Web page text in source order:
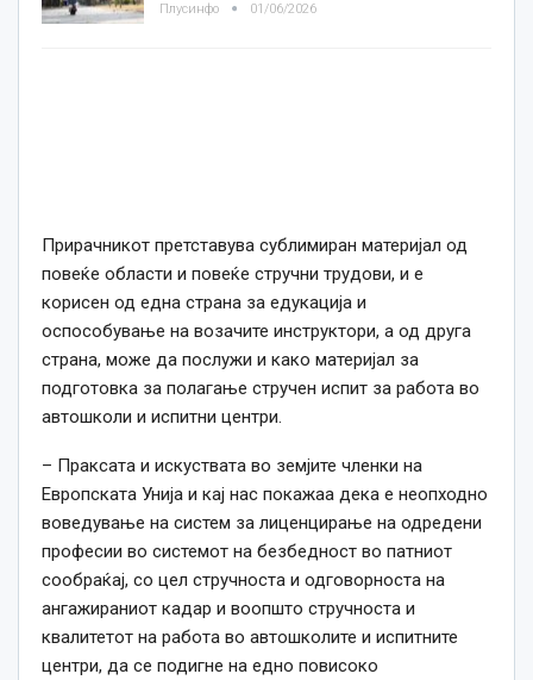
Плусинфо 01/06/2026
Прирачникот претставува сублимиран материјал од
повеќе области и повеќе стручни трудови, и е
корисен од една страна за едукација и
оспособување на возачите инструктори, а од друга
страна, може да послужи и како материјал за
подготовка за полагање стручен испит за работа во
автошколи и испитни центри.
– Праксата и искуствата во земјите членки на
Европската Унија и кај нас покажаа дека е неопходно
воведување на систем за лиценцирање на одредени
професии во системот на безбедност во патниот
сообраќај, со цел стручноста и одговорноста на
ангажираниот кадар и воопшто стручноста и
квалитетот на работа во автошколите и испитните
центри, да се подигне на едно повисоко